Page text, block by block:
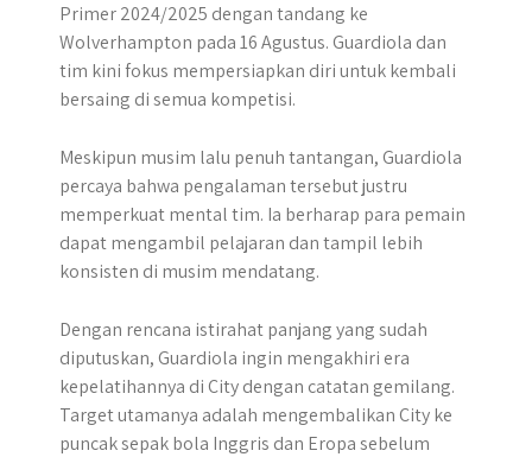
Primer 2024/2025 dengan tandang ke
Wolverhampton pada 16 Agustus. Guardiola dan
tim kini fokus mempersiapkan diri untuk kembali
bersaing di semua kompetisi.
Meskipun musim lalu penuh tantangan, Guardiola
percaya bahwa pengalaman tersebut justru
memperkuat mental tim. Ia berharap para pemain
dapat mengambil pelajaran dan tampil lebih
konsisten di musim mendatang.
Dengan rencana istirahat panjang yang sudah
diputuskan, Guardiola ingin mengakhiri era
kepelatihannya di City dengan catatan gemilang.
Target utamanya adalah mengembalikan City ke
puncak sepak bola Inggris dan Eropa sebelum